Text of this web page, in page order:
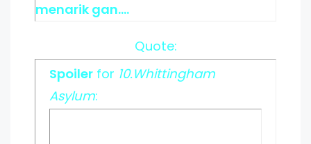
menarik gan....
Quote:
Spoiler for 10.Whittingham
Asylum: